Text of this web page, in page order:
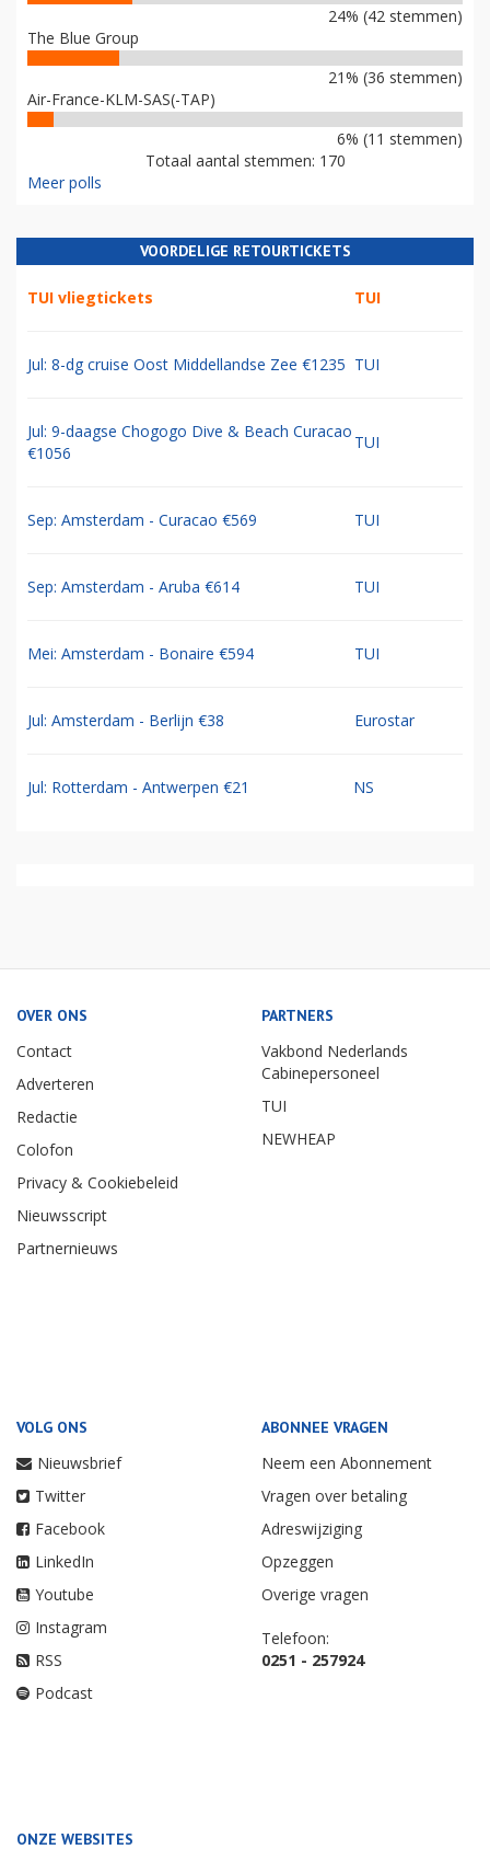
24% (42 stemmen)
The Blue Group
21% (36 stemmen)
Air-France-KLM-SAS(-TAP)
6% (11 stemmen)
Totaal aantal stemmen: 170
Meer polls
VOORDELIGE RETOURTICKETS
TUI vliegtickets TUI
Jul: 8-dg cruise Oost Middellandse Zee €1235 TUI
Jul: 9-daagse Chogogo Dive & Beach Curacao
€1056
TUI
Sep: Amsterdam - Curacao €569 TUI
Sep: Amsterdam - Aruba €614 TUI
Mei: Amsterdam - Bonaire €594 TUI
Jul: Amsterdam - Berlijn €38 Eurostar
Jul: Rotterdam - Antwerpen €21 NS
OVER ONS
Contact
Adverteren
Redactie
Colofon
Privacy & Cookiebeleid
Nieuwsscript
Partnernieuws
PARTNERS
Vakbond Nederlands
Cabinepersoneel
TUI
NEWHEAP
VOLG ONS
Nieuwsbrief
Twitter
Facebook
LinkedIn
Youtube
Instagram
RSS
Podcast
ABONNEE VRAGEN
Neem een Abonnement
Vragen over betaling
Adreswijziging
Opzeggen
Overige vragen
Telefoon:
0251 - 257924
ONZE WEBSITES